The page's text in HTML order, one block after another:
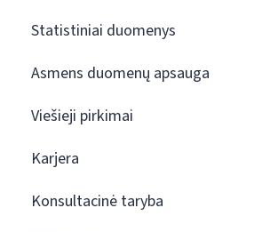
Statistiniai duomenys
Asmens duomenų apsauga
Viešieji pirkimai
Karjera
Konsultacinė taryba